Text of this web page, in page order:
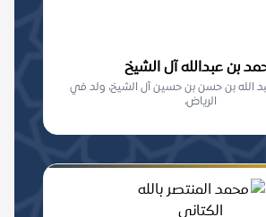
بن عبدالله آل الشيخ
الله بن حسن بن حسين آل الشيخ، ولد في
الرياض،